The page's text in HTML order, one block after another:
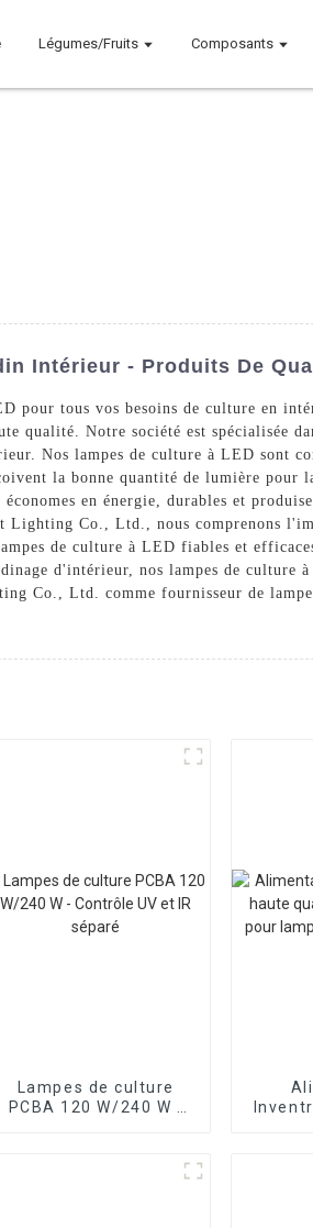
Légumes/Fruits Composants
Intérieur - Produits De
pour tous vos besoins de culture en
qualité. Notre société est spécialisée
Nos lampes de culture à LED sont
la bonne quantité de lumière pour
en énergie, durables et
Lighting Co., Ltd., nous comprenons
de culture à LED fiables et
d'intérieur, nos lampes de
Co., Ltd. comme fournisseur de
Lampes de culture
PCBA 120 W/240 W -